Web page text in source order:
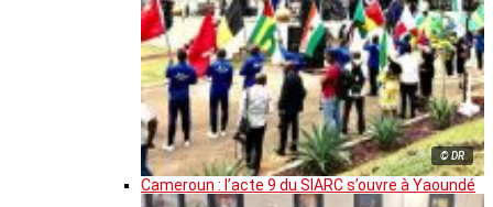
© DR
Cameroun : l’acte 9 du SIARC s’ouvre à Yaoundé